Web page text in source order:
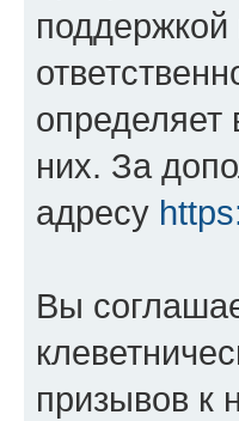
определяет
них. За
адресу
Вы
призывов к